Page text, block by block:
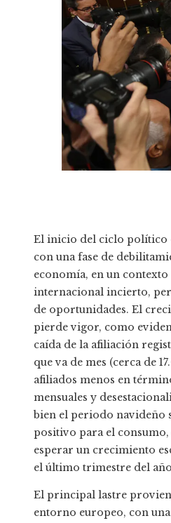
El inicio del ciclo político
con una fase de
economía, en un contexto
internacional incierto,
de oportunidades. El
pierde vigor, como
caída de la afiliación
que va de mes (cerca de
afiliados menos en
mensuales y
bien el periodo navideño
positivo para el consumo,
esperar un crecimiento
el último trimestre del
El principal lastre
entorno europeo, con una